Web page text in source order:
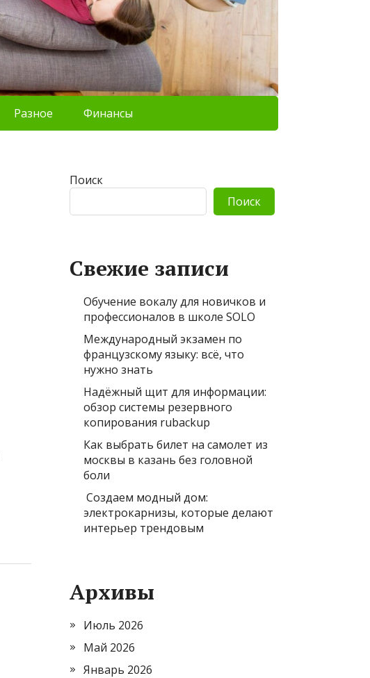
Разное Финансы
Поиск
Поиск
Свежие записи
Обучение вокалу для новичков и
профессионалов в школе SOLO
Международный экзамен по
французскому языку: всё, что
нужно знать
Надёжный щит для информации:
обзор системы резервного
копирования rubackup
Как выбрать билет на самолет из
москвы в казань без головной
боли
Создаем модный дом:
электрокарнизы, которые делают
интерьер трендовым
Архивы
Июль 2026
Май 2026
Январь 2026